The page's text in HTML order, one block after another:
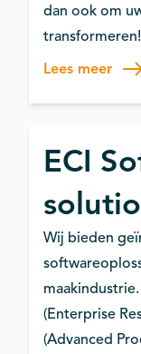
dan ook om
transformeren!
Lees meer
ECI
Wij bieden
(Enterprise
(Advanced